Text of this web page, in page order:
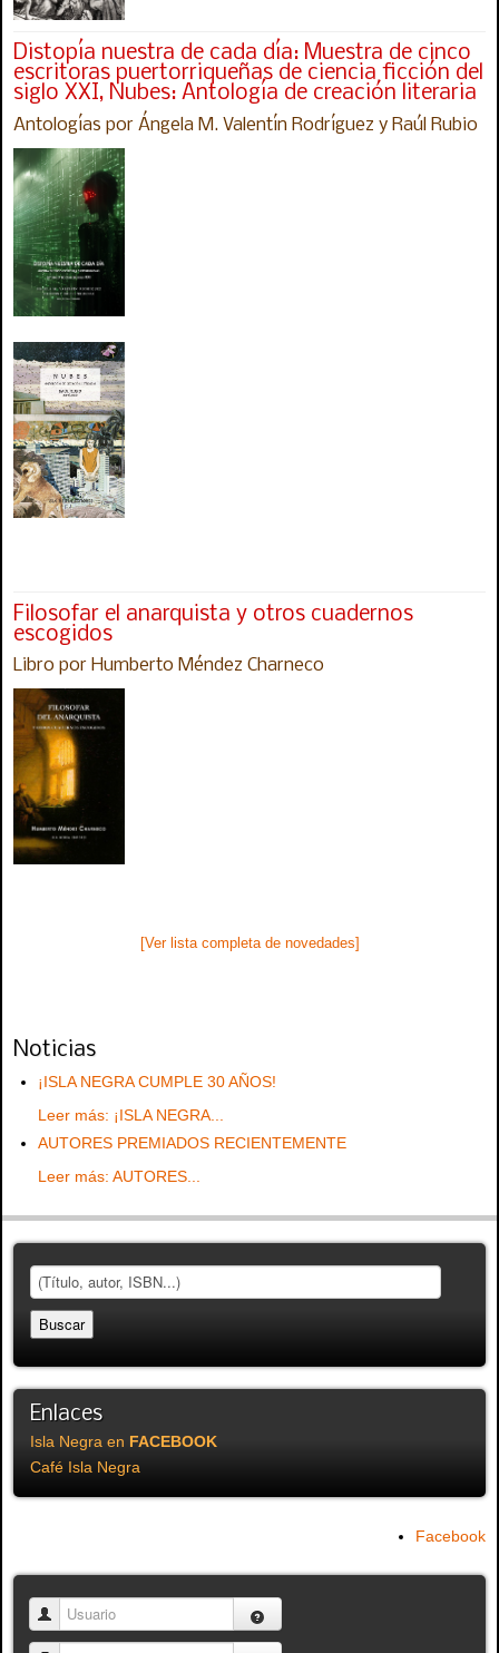
Distopía nuestra de cada día: Muestra de cinco
escritoras puertorriqueñas de ciencia ficción del
siglo XXI, Nubes: Antología de creación literaria
Antologías por Ángela M. Valentín Rodríguez y Raúl Rubio
Filosofar el anarquista y otros cuadernos
escogidos
Libro por Humberto Méndez Charneco
[Ver lista completa de novedades]
Noticias
¡ISLA NEGRA CUMPLE 30 AÑOS!
Leer más: ¡ISLA NEGRA...
AUTORES PREMIADOS RECIENTEMENTE
Leer más: AUTORES...
Enlaces
Isla Negra en FACEBOOK
Café Isla Negra
Facebook
Usuario